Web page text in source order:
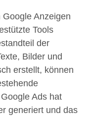
Anzeigen
Tools
der
Bilder und
erstellt, können
Ads hat
generiert und das